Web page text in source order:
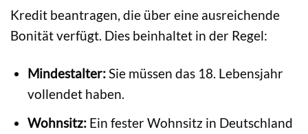
Kredit beantragen, die über eine ausreichende
Bonität verfügt. Dies beinhaltet in der Regel:
Mindestalter:Sie müssen das 18. Lebensjahr
vollendet haben.
Wohnsitz:Ein fester Wohnsitz in Deutschland